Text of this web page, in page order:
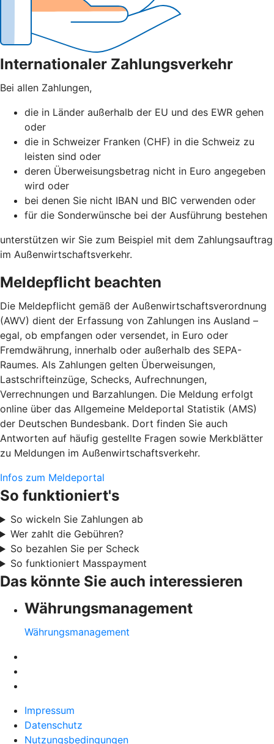
Internationaler Zahlungsverkehr
Bei allen Zahlungen,
die in Länder außerhalb der EU und des EWR gehen
oder
die in Schweizer Franken (CHF) in die Schweiz zu
leisten sind oder
deren Überweisungsbetrag nicht in Euro angegeben
wird oder
bei denen Sie nicht IBAN und BIC verwenden oder
für die Sonderwünsche bei der Ausführung bestehen
unterstützen wir Sie zum Beispiel mit dem Zahlungsauftrag
im Außenwirtschaftsverkehr.
Meldepflicht beachten
Die Meldepflicht gemäß der Außenwirtschaftsverordnung
(AWV) dient der Erfassung von Zahlungen ins Ausland –
egal, ob empfangen oder versendet, in Euro oder
Fremdwährung, innerhalb oder außerhalb des SEPA-
Raumes. Als Zahlungen gelten Überweisungen,
Lastschrifteinzüge, Schecks, Aufrechnungen,
Verrechnungen und Barzahlungen. Die Meldung erfolgt
online über das Allgemeine Meldeportal Statistik (AMS)
der Deutschen Bundesbank. Dort finden Sie auch
Antworten auf häufig gestellte Fragen sowie Merkblätter
zu Meldungen im Außenwirtschaftsverkehr.
Infos zum Meldeportal
So funktioniert's
So wickeln Sie Zahlungen ab
Wer zahlt die Gebühren?
So bezahlen Sie per Scheck
So funktioniert Masspayment
Das könnte Sie auch interessieren
Währungsmanagement
Währungsmanagement
Impressum
Datenschutz
Nutzungsbedingungen